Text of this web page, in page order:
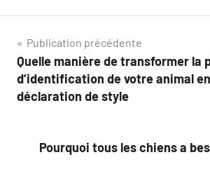
Navigation
de
l’article
Publication précédente
Quelle manière de transformer la
d’identification de votre animal
déclaration de style
Pourquoi tous les chiens a